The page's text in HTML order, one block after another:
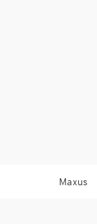
Maxus